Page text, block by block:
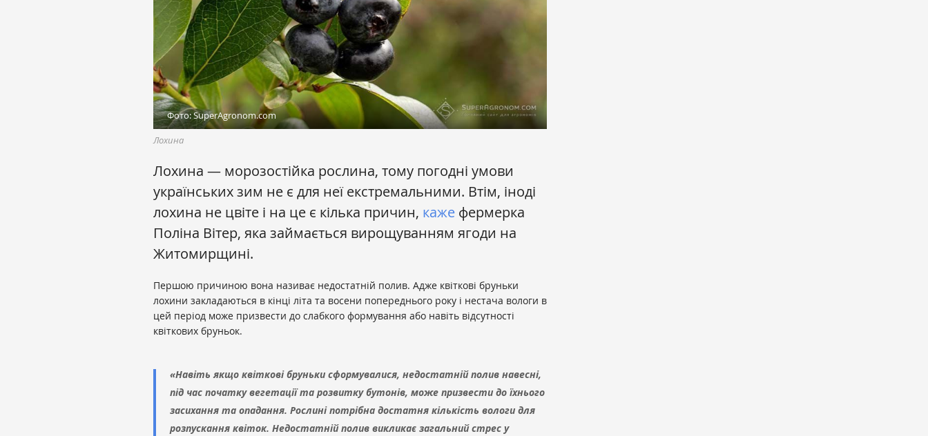
Фото: SuperAgronom.com
Лохина
Лохина — морозостійка рослина, тому погодні умови
українських зим не є для неї екстремальними. Втім, іноді
лохина не цвіте і на це є кілька причин, каже фермерка
Поліна Вітер, яка займається вирощуванням ягоди на
Житомирщині.
Першою причиною вона називає недостатній полив. Адже квіткові бруньки
лохини закладаються в кінці літа та восени попереднього року і нестача вологи в
цей період може призвести до слабкого формування або навіть відсутності
квіткових бруньок.
«Навіть якщо квіткові бруньки сформувалися, недостатній полив навесні,
під час початку вегетації та розвитку бутонів, може призвести до їхнього
засихання та опадання. Рослині потрібна достатня кількість вологи для
розпускання квіток. Недостатній полив викликає загальний стрес у